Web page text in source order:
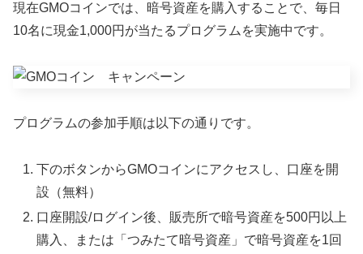
現在GMOコインでは、暗号資産を購入することで、毎日
10名に現金1,000円が当たるプログラムを実施中です。
プログラムの参加手順は以下の通りです。
下のボタンからGMOコインにアクセスし、口座を開
設（無料）
口座開設/ログイン後、販売所で暗号資産を500円以上
購入、または「つみたて暗号資産」で暗号資産を1回